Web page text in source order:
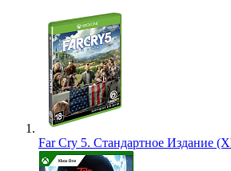
Far Cry 5. Стандартное Издание